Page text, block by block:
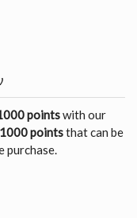
pointswith our
1000 pointsthat can be
purchase.